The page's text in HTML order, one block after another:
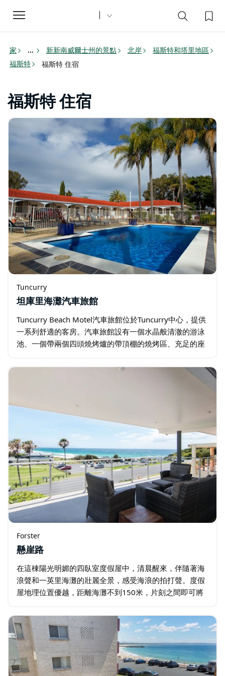
Toggle
navigation
家 ... 新新南威爾士州的景點 北岸
福斯特和塔里地區
福斯特
福斯特 住宿
福斯特 住宿
Tuncurry
坦庫里海灘汽車旅館
Tuncurry Beach Motel汽車旅館位於Tuncurry中心，提供
一系列舒適的客房。汽車旅館設有一個水晶般清澈的游泳
池、一個帶兩個四頭燒烤爐的帶頂棚的燒烤區、充足的座
Forster
懸崖路
在這棟陽光明媚的四臥室度假屋中，清晨醒來，伴隨著海
浪聲和一英里海灘的壯麗全景，感受海浪的拍打聲。度假
屋地理位置優越，距離海灘不到150米，片刻之間即可將
團體，甚至寵物朋友入住。…